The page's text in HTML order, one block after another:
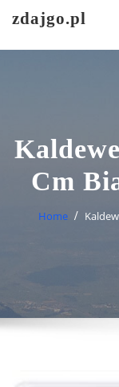
zdajgo.pl
Cm
Home